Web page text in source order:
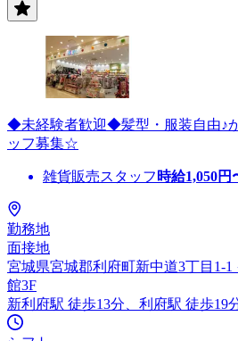
◆未経験者歓迎◆髪型・服装自由♪
ッフ募集☆
雑貨販売スタッフ 時給1,050円
勤務地
面接地
宮城県宮城郡利府町新中道3丁目1-
館3F
新利府駅 徒歩13分、利府駅 徒歩19